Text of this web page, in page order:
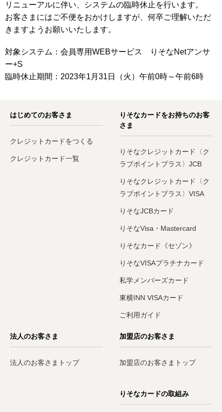
リニューアルに伴い、システムの臨時休止を行います。
お客さまにはご不便をおかけしますが、何卒ご理解いただ
きますようお願いいたします。
対象システム：会員専用WEBサービス りそなNetアンサ
ー+S
臨時休止期間：2023年1月31日（火）午前0時～午前6時
はじめてのお客さま
クレジットカードをつくる
クレジットカード一覧
りそなカードをお持ちのお客
さま
りそなクレジットカード〈ク
ラブポイントプラス〉JCB
りそなクレジットカード〈ク
ラブポイントプラス〉VISA
りそなJCBカード
りそなVisa・Mastercard
りそなカード《セゾン》
りそなVISAプラチナカード
私学メンバーズカード
東横INN VISAカード
ご利用ガイド
法人のお客さま
法人のお客さまトップ
加盟店のお客さま
加盟店のお客さまトップ
りそなカードの取組み